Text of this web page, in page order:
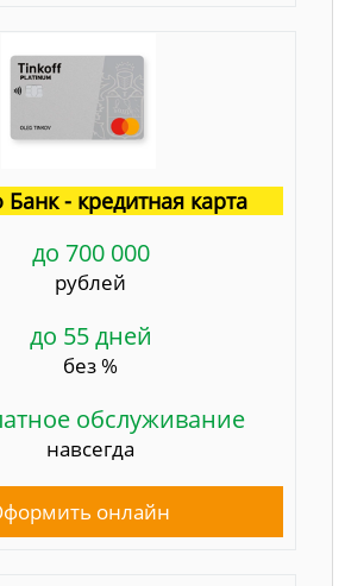
- кредитная карта
до 700 000
рублей
до 55 дней
без %
обслуживание
навсегда
онлайн